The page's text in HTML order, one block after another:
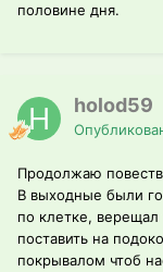
половине дня.
holod59
Продолжаю
В выходные были
по клетке,
поставить на
покрывалом чтоб